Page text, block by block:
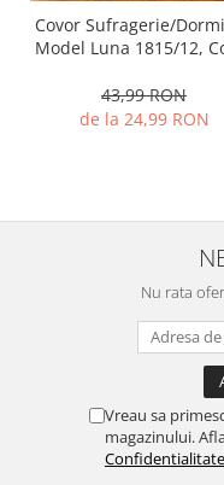
Covor Sufragerie/
Model Luna 1815/12,
43,99 RON
de la 24,99 RON
Nu rata
Vreau sa
magazinului.
Confidentialitate